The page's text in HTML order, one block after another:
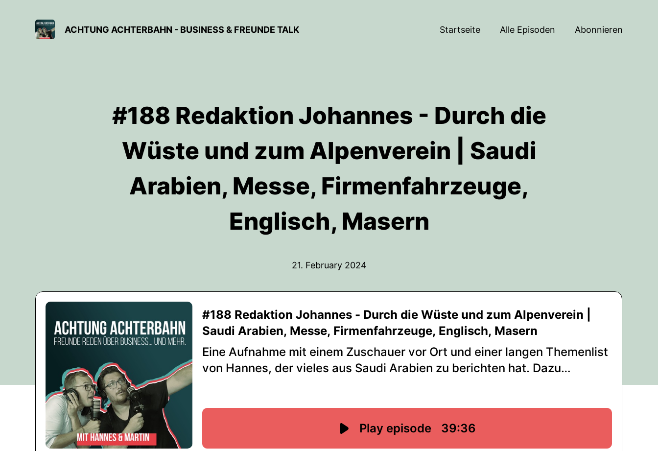
ACHTUNG ACHTERBAHN - BUSINESS & FREUNDE TALK Startseite Alle Episoden Abonnieren
#188 Redaktion Johannes - Durch die
Wüste und zum Alpenverein | Saudi
Arabien, Messe, Firmenfahrzeuge,
Englisch, Masern
21. February 2024